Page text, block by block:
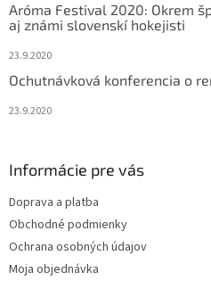
Aróma Festival 2020: Okrem
aj známi slovenskí hokejisti
23.9.2020
Ochutnávková konferencia o
23.9.2020
Informácie pre vás
Doprava a platba
Obchodné podmienky
Ochrana osobných údajov
Moja objednávka